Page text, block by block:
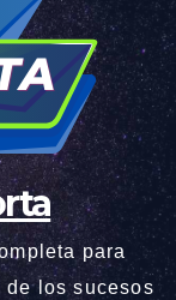
para
los sucesos